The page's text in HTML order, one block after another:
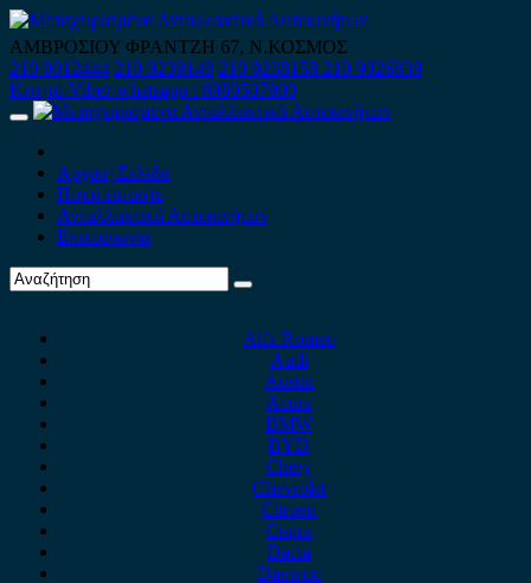
Skip
to
content
ΑΜΒΡΟΣΙΟΥ ΦΡΑΝΤΖΗ 67, Ν.ΚΟΣΜΟΣ
210 9012444 210 9239148 210 9238158 210 9026839
Κινητό-Viber-whatsapp : 6980507900
Primary
Αρχική Σελίδα
Ποιοί είμαστε
Ανταλλακτικά Αυτοκινήτων
Επικοινωνία
Alfa Romeo
Audi
Austin
Acura
BMW
BYD
Chery
Chevrolet
Citroen
Cupra
Dacia
Daewoo